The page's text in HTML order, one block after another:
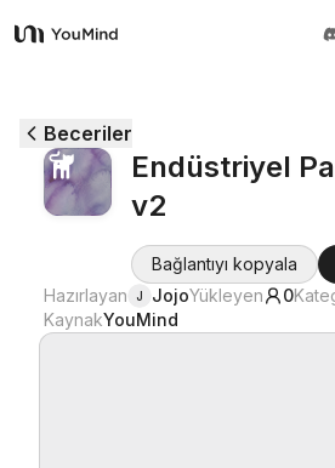
YouMind
Kullanım Senaryoları
İstemler
Beceriler
Endüstriyel
v2
Bağlantıyı kopyala
Hazırlayan
J JojoYükleyen 0
KaynakYouMind